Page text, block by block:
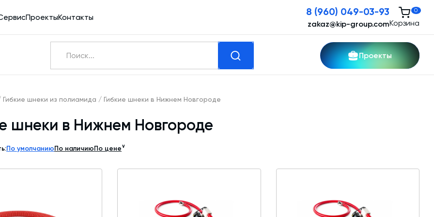
ПроектыКонтакты 8 (960) 049-03-93
zakaz@kip-group.comКорзина
0
Ничего не найдено
Проекты
Бетоносмесители
Шнековые транспортеры для цемента
Экспертные услуги
Доставка, шеф-монтаж и пуско-наладка и
Гибкие шнеки из полиамида / Гибкие шнеки в Нижнем Новгороде
шнеки в Нижнем Новгороде
По умолчаниюПо наличиюПо цене∨